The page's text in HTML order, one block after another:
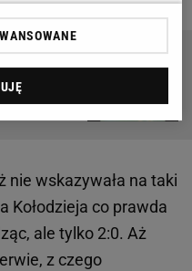
Hit
nie wskazywała na taki
Kołodzieja co prawda
ale tylko 2:0. Aż
z czego